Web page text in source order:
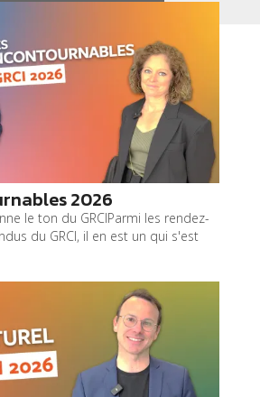
2026
le ton du GRCIParmi les rendez-
du GRCI, il en est un qui s'est